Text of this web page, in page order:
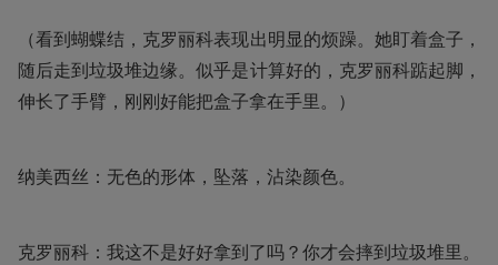
（看到蝴蝶结，克罗丽科表现出明显的烦躁。她盯着盒子，
随后走到垃圾堆边缘。似乎是计算好的，克罗丽科踮起脚，
伸长了手臂，刚刚好能把盒子拿在手里。）
纳美西丝：无色的形体，坠落，沾染颜色。
克罗丽科：我这不是好好拿到了吗？你才会摔到垃圾堆里。